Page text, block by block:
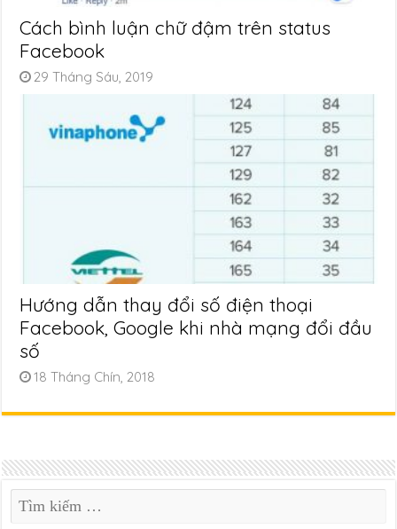
Cách bình luận chữ đậm trên status
Facebook
29 Tháng Sáu, 2019
Hướng dẫn thay đổi số điện thoại
Facebook, Google khi nhà mạng đổi đầu
số
18 Tháng Chín, 2018